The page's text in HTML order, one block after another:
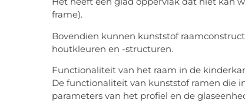
frame).
Bovendien kunnen kunststof
houtkleuren en -structuren.
Functionaliteit van het raam in de
De functionaliteit van kunststof ramen die
parameters van het profiel en de